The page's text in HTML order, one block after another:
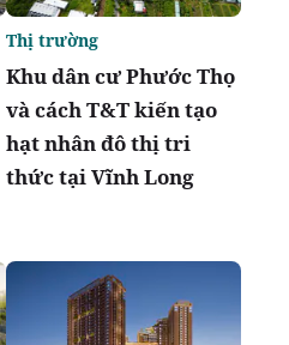
Khu dân cư Phước Thọ
và cách T&T kiến tạo
hạt nhân đô thị tri
thức tại Vĩnh Long
Thị trường